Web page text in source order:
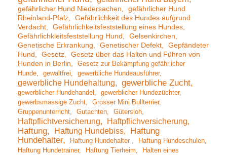
gefährlicher Hund Niedersachen
gefährlicher Hund
Rheinland-Pfalz
Gefährlichkeit des Hundes aufgrund
Verdacht
Gefährlichkeitsfeststellung eines Hundes
Gefährlichkleitsfeststellung Hund
Gelsenkirchen
Genetische Erkrankung
Genetischer Defekt
Gepfändeter
Hund
Gesetz
Gesetz über das Halten und Führen von
Hunden in Berlin
Gesetz zur Bekämpfung gefährlicher
Hunde
gewaltfrei gewerbliche Hundeausführer
gewerbliche Hundehaltung gewerbliche Zucht
gewerblicher Hundehandel
gewerblicher Hundezüchter
gewerbsmässige Zucht
Grosser Mini Bullterrier
Gruppenunterricht
Gutachten Gütersloh
Haftpflichtversicherung Haftpflichversicherung
Haftung Haftung Hundebiss
Haftung
Hundehalter
Haftung Hundehalter
Haftung Hundeschulen
Haftung Hundetrainer
Haftung Tierheim
Halten eines